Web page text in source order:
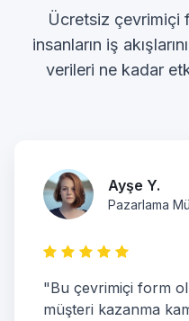
Ücretsiz çevrimiçi
insanların iş
verileri ne kadar
Ayşe Y.
Pazarlama
"Bu çevrimiçi form
müşteri kazanma